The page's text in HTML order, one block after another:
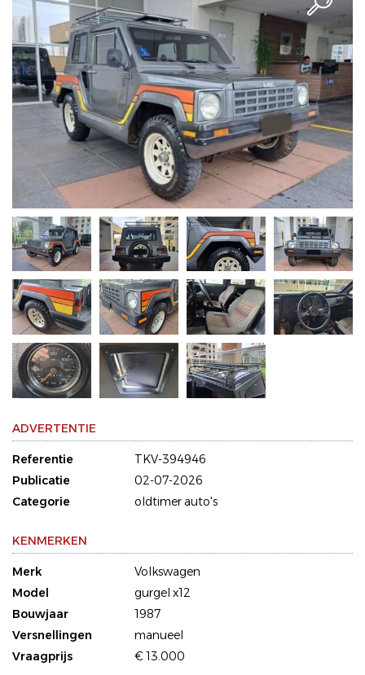
ADVERTENTIE
Referentie
TKV-394946
Publicatie
02-07-2026
Categorie
oldtimer auto's
KENMERKEN
Merk
Volkswagen
Model
gurgel x12
Bouwjaar
1987
Versnellingen
manueel
Vraagprijs
€ 13.000